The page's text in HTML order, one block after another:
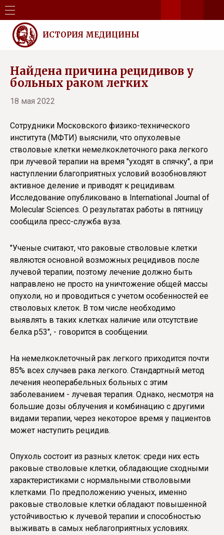
ИСТОРИЯ МЕДИЦИНЫ
Найдена причина рецидивов у
больных раком легких
18 мая 2022
Сотрудники Московского физико-технического
института (МФТИ) выяснили, что опухолевые
стволовые клетки немелкоклеточного рака легкого
при лучевой терапии на время "уходят в спячку", а при
наступлении благоприятных условий возобновляют
активное деление и приводят к рецидивам.
Исследование опубликовано в International Journal of
Molecular Sciences. О результатах работы в пятницу
сообщила пресс-служба вуза.
"Ученые считают, что раковые стволовые клетки
являются основной возможных рецидивов после
лучевой терапии, поэтому лечение должно быть
направлено не просто на уничтожение общей массы
опухоли, но и проводиться с учетом особенностей ее
стволовых клеток. В том числе необходимо
выявлять в таких клетках наличие или отсутствие
белка р53", - говорится в сообщении.
На немелкоклеточный рак легкого приходится почти
85% всех случаев рака легкого. Стандартный метод
лечения неоперабельных больных с этим
заболеванием - лучевая терапия. Однако, несмотря на
большие дозы облучения и комбинацию с другими
видами терапии, через некоторое время у пациентов
может наступить рецидив.
Опухоль состоит из разных клеток: среди них есть
раковые стволовые клетки, обладающие сходными
характеристиками с нормальными стволовыми
клетками. По предположению ученых, именно
раковые стволовые клетки обладают повышенной
устойчивостью к лучевой терапии и способностью
выживать в самых неблагоприятных условиях.